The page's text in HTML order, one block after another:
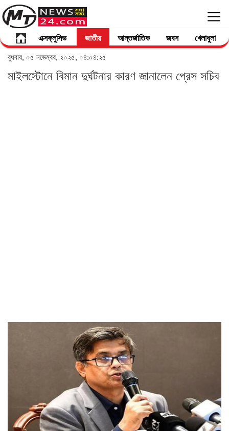
এক্সক্লুসিভ জাতীয় আন্তর্জাতিক জবস খেলাধুলা
বুধবার, ০৫ নভেম্বর, ২০২৫, ০৪:০৪:২৫
মাইলস্টোনে বিমান দুর্ঘটনার কারণ জানালেন প্রেস সচিব